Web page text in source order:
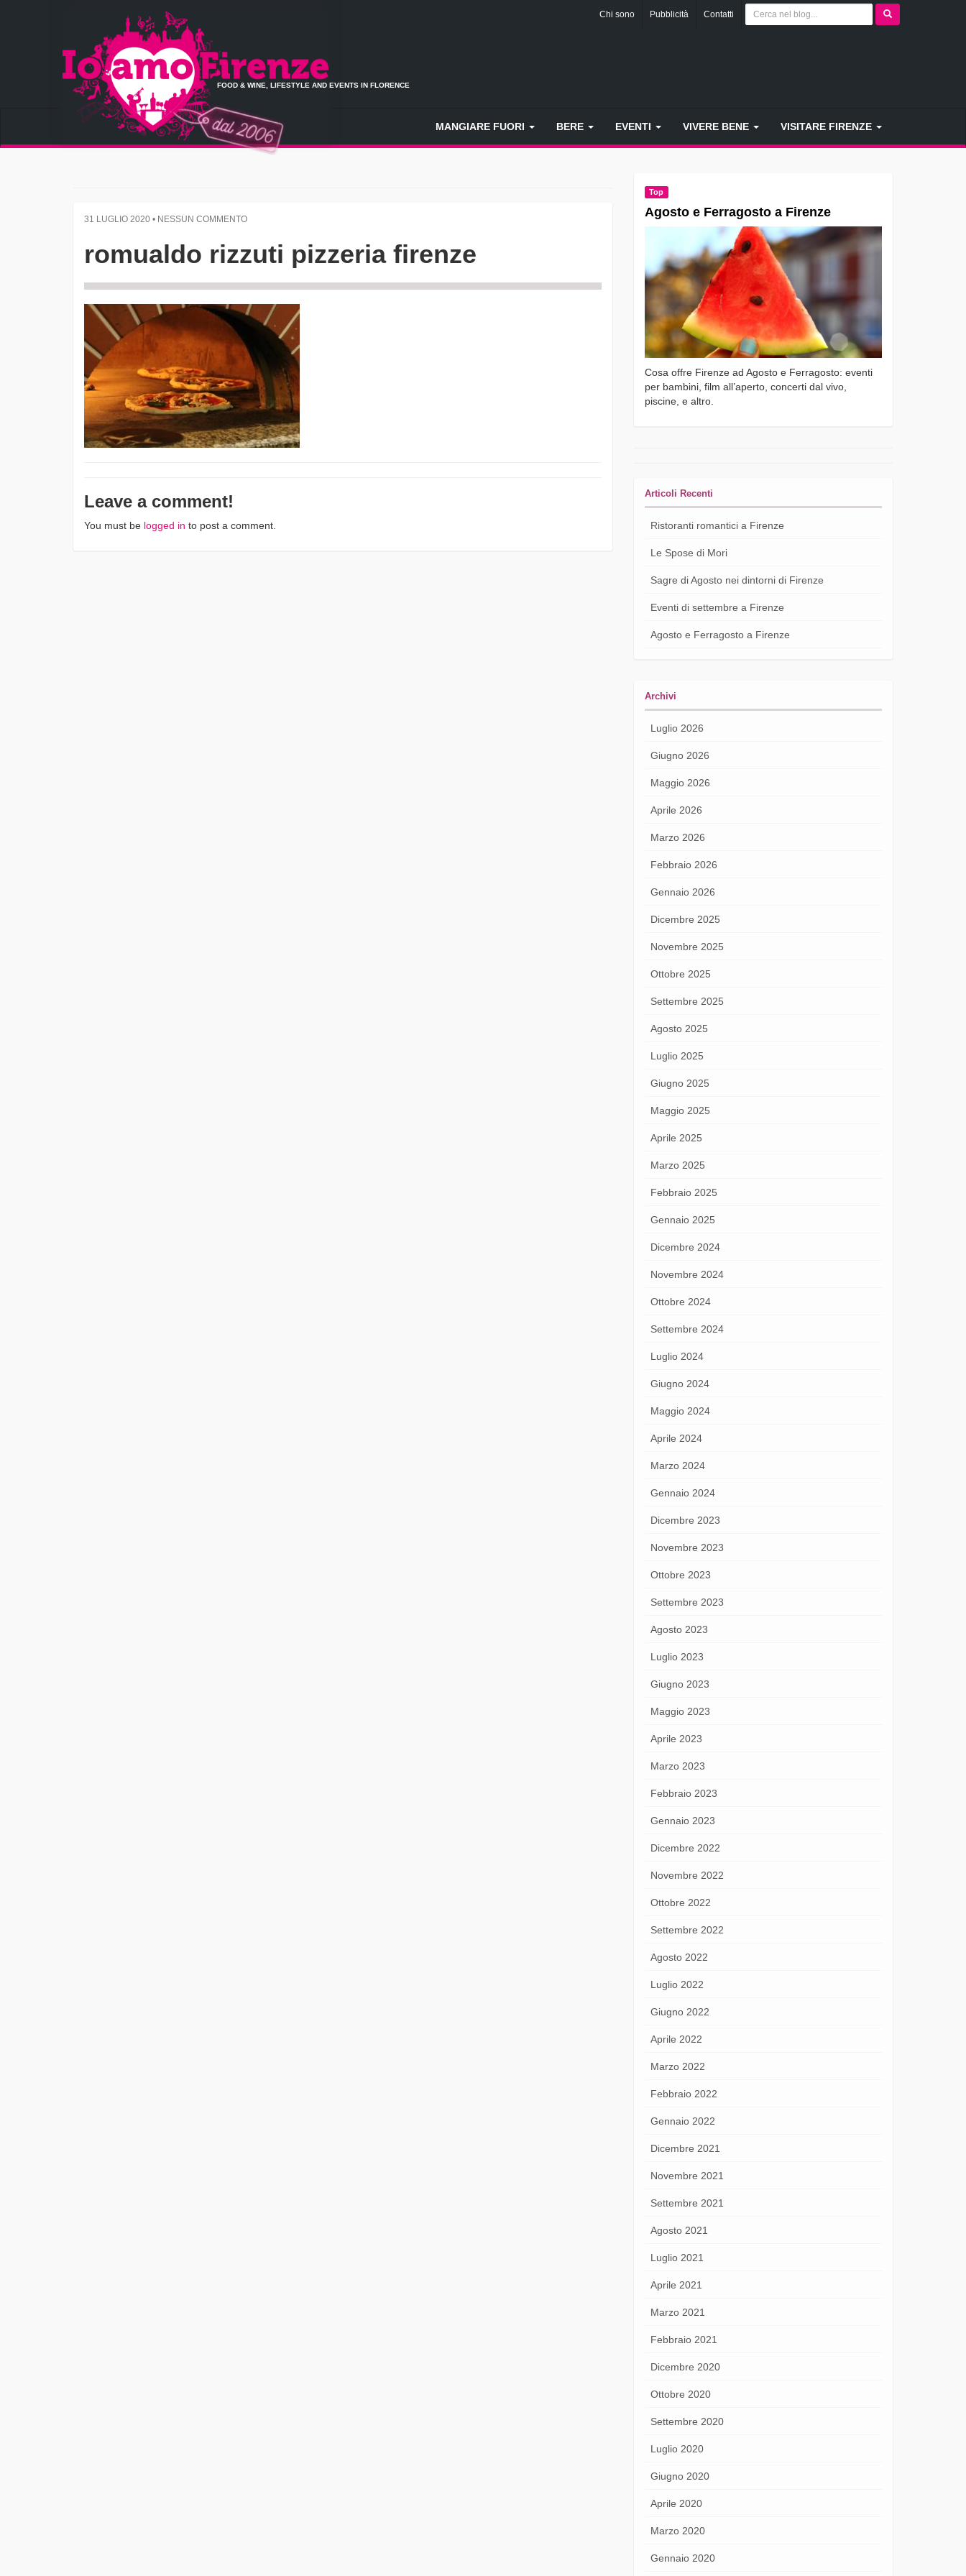
Chi sono Pubblicità Contatti
FOOD & WINE, LIFESTYLE AND EVENTS IN FLORENCE
MANGIARE FUORI BERE EVENTI VIVERE BENE VISITARE FIRENZE
31 LUGLIO 2020 • NESSUN COMMENTO
romualdo rizzuti pizzeria firenze
Leave a comment!
You must be logged in to post a comment.
Top
Agosto e Ferragosto a Firenze
Cosa offre Firenze ad Agosto e Ferragosto: eventi
per bambini, film all’aperto, concerti dal vivo,
piscine, e altro.
Articoli Recenti
Ristoranti romantici a Firenze
Le Spose di Mori
Sagre di Agosto nei dintorni di Firenze
Eventi di settembre a Firenze
Agosto e Ferragosto a Firenze
Archivi
Luglio 2026
Giugno 2026
Maggio 2026
Aprile 2026
Marzo 2026
Febbraio 2026
Gennaio 2026
Dicembre 2025
Novembre 2025
Ottobre 2025
Settembre 2025
Agosto 2025
Luglio 2025
Giugno 2025
Maggio 2025
Aprile 2025
Marzo 2025
Febbraio 2025
Gennaio 2025
Dicembre 2024
Novembre 2024
Ottobre 2024
Settembre 2024
Luglio 2024
Giugno 2024
Maggio 2024
Aprile 2024
Marzo 2024
Gennaio 2024
Dicembre 2023
Novembre 2023
Ottobre 2023
Settembre 2023
Agosto 2023
Luglio 2023
Giugno 2023
Maggio 2023
Aprile 2023
Marzo 2023
Febbraio 2023
Gennaio 2023
Dicembre 2022
Novembre 2022
Ottobre 2022
Settembre 2022
Agosto 2022
Luglio 2022
Giugno 2022
Aprile 2022
Marzo 2022
Febbraio 2022
Gennaio 2022
Dicembre 2021
Novembre 2021
Settembre 2021
Agosto 2021
Luglio 2021
Aprile 2021
Marzo 2021
Febbraio 2021
Dicembre 2020
Ottobre 2020
Settembre 2020
Luglio 2020
Giugno 2020
Aprile 2020
Marzo 2020
Gennaio 2020